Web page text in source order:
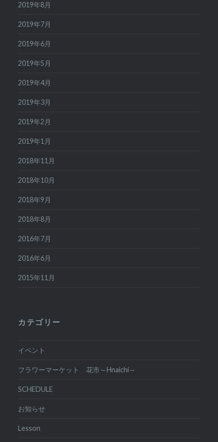
2019年8月
2019年7月
2019年6月
2019年5月
2019年4月
2019年3月
2019年2月
2019年1月
2018年11月
2018年10月
2018年9月
2018年8月
2016年7月
2016年6月
2015年11月
カテゴリー
イベント
フラワーマーケット 花市～Hnaichi～
SCHEDULE
お知らせ
Lesson